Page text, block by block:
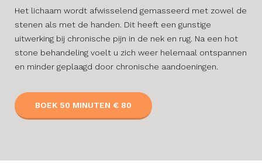
Het lichaam wordt afwisselend gemasseerd met zowel de
stenen als met de handen. Dit heeft een gunstige
uitwerking bij chronische pijn in de nek en rug. Na een hot
stone behandeling voelt u zich weer helemaal ontspannen
en minder geplaagd door chronische aandoeningen.
BOEK 50 MINUTEN € 80